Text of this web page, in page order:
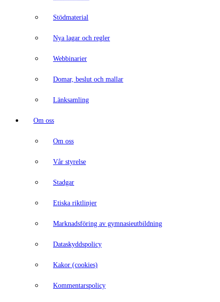
Stödmaterial
Nya lagar och regler
Webbinarier
Domar, beslut och mallar
Länksamling
Om oss
Om oss
Vår styrelse
Stadgar
Etiska riktlinjer
Marknadsföring av gymnasieutbildning
Dataskyddspolicy
Kakor (cookies)
Kommentarspolicy